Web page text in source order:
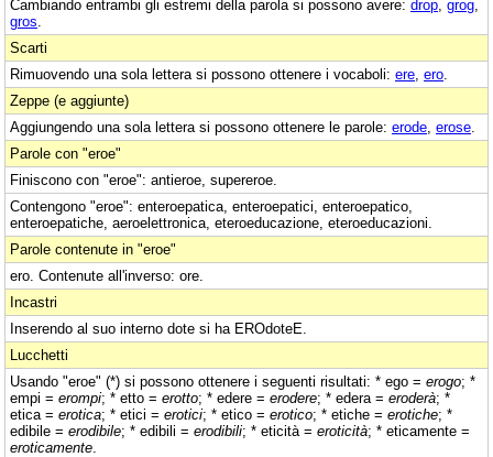
Cambiando entrambi gli estremi della parola si possono avere: drop grog
gros
Scarti
Rimuovendo una sola lettera si possono ottenere i vocaboli: ere ero
Zeppe (e aggiunte)
Aggiungendo una sola lettera si possono ottenere le parole: erode erose
Parole con "eroe"
Finiscono con "eroe": antieroe, supereroe.
Contengono "eroe": enteroepatica, enteroepatici, enteroepatico,
enteroepatiche, aeroelettronica, eteroeducazione, eteroeducazioni.
Parole contenute in "eroe"
ero. Contenute all'inverso: ore.
Incastri
Inserendo al suo interno dote si ha EROdoteE.
Lucchetti
Usando "eroe" (*) si possono ottenere i seguenti risultati: * ego = erogo; *
empi = erompi; * etto = erotto; * edere = erodere; * edera = eroderà; *
etica = erotica; * etici = erotici; * etico = erotico; * etiche = erotiche; *
edibile = erodibile; * edibili = erodibili; * eticità = eroticità; * eticamente =
eroticamente